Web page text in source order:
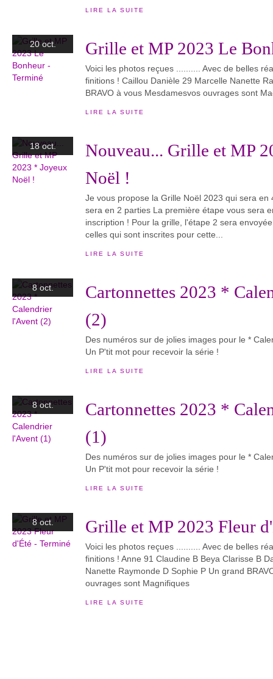
LIRE LA SUITE
20 oct. Grille et MP 2023 Le
Voici les photos reçues .......... Avec de belles
finitions ! Caillou Danièle 29 Marcelle Nanette
BRAVO à vous Mesdamesvos ouvrages sont
LIRE LA SUITE
18 oct.
Nouveau... Grille et MP
Noël !
Je vous propose la Grille Noël 2023 qui sera en
sera en 2 parties La première étape vous sera
inscription ! Pour la grille, l'étape 2 sera
celles qui sont inscrites pour cette...
LIRE LA SUITE
8 oct.
Cartonnettes 2023 *
(2)
Des numéros sur de jolies images pour le *
Un P'tit mot pour recevoir la série !
LIRE LA SUITE
8 oct.
Cartonnettes 2023 *
(1)
Des numéros sur de jolies images pour le *
Un P'tit mot pour recevoir la série !
LIRE LA SUITE
8 oct. Grille et MP 2023 Fleur
Voici les photos reçues .......... Avec de belles
finitions ! Anne 91 Claudine B Beya Clarisse B
Nanette Raymonde D Sophie P Un grand
ouvrages sont Magnifiques
LIRE LA SUITE